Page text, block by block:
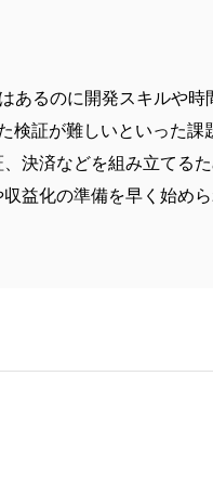
るのに開発スキルや時
検証が難しいといった
決済などを組み立てる
益化の準備を早く始め